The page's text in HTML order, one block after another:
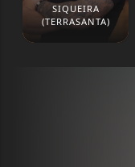
SIQUEIRA
(TERRASANTA)